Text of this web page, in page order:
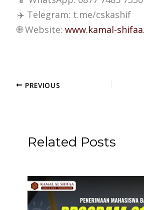
✈️ Telegram: t.me/cskashif
🌐 Website: www.kamal-
PREVIOUS
Related Posts